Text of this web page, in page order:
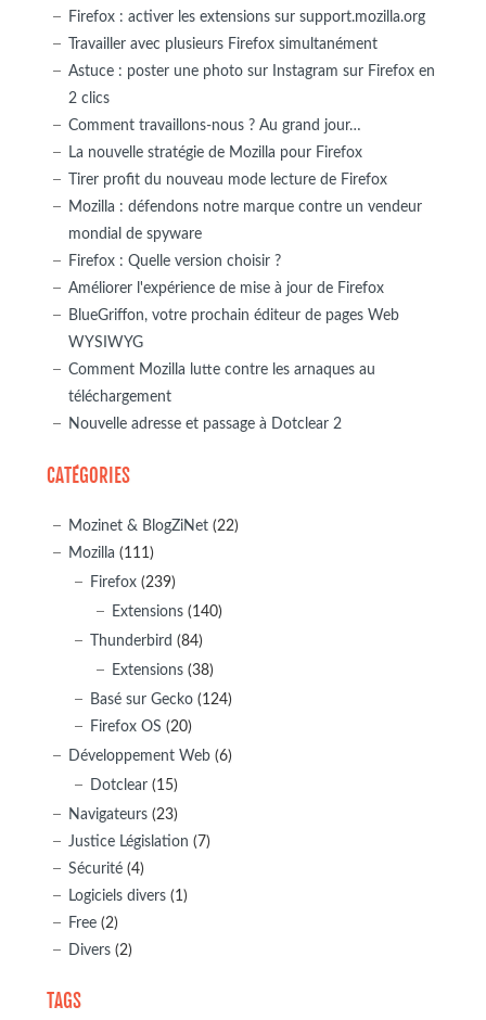
Firefox : activer les extensions sur support.mozilla.org
Travailler avec plusieurs Firefox simultanément
Astuce : poster une photo sur Instagram sur Firefox en
2 clics
Comment travaillons-nous ? Au grand jour…
La nouvelle stratégie de Mozilla pour Firefox
Tirer profit du nouveau mode lecture de Firefox
Mozilla : défendons notre marque contre un vendeur
mondial de spyware
Firefox : Quelle version choisir ?
Améliorer l'expérience de mise à jour de Firefox
BlueGriffon, votre prochain éditeur de pages Web
WYSIWYG
Comment Mozilla lutte contre les arnaques au
téléchargement
Nouvelle adresse et passage à Dotclear 2
CATÉGORIES
Mozinet & BlogZiNet (22)
Mozilla (111)
Firefox (239)
Extensions (140)
Thunderbird (84)
Extensions (38)
Basé sur Gecko (124)
Firefox OS (20)
Développement Web (6)
Dotclear (15)
Navigateurs (23)
Justice Législation (7)
Sécurité (4)
Logiciels divers (1)
Free (2)
Divers (2)
TAGS